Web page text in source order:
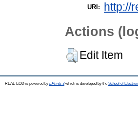
URI: http://
Actions
Edit Item
REAL-EOD is powered by EPrints 3which is developed by the School of